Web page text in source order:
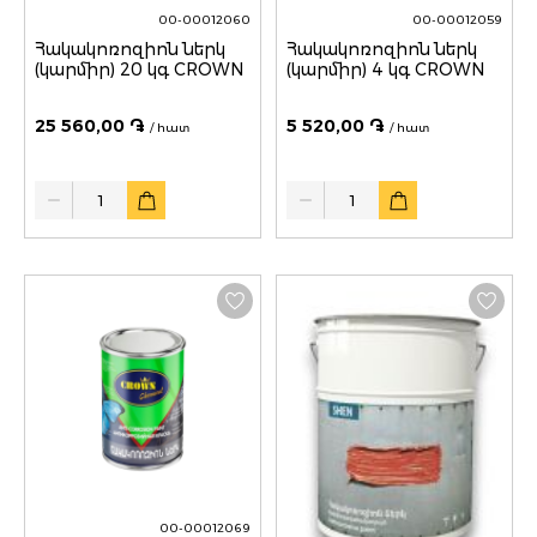
00-00012060
Հակակոռոզիոն ներկ
(կարմիր) 20 կգ CROWN
25 560,00 ֏ / հատ
Quantity
00-00012059
Հակակոռոզիոն ներկ
(կարմիր) 4 կգ CROWN
5 520,00 ֏ / հատ
Quantity
00-00012069